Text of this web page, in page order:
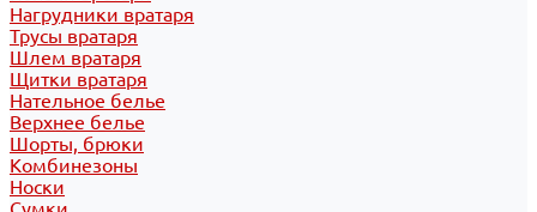
Нагрудники вратаря
Трусы вратаря
Шлем вратаря
Щитки вратаря
Нательное белье
Верхнее белье
Шорты, брюки
Комбинезоны
Носки